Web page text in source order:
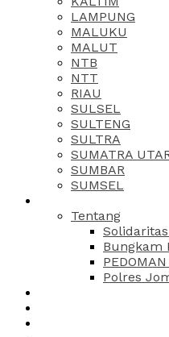
LAMPUNG
MALUKU
MALUT
NTB
NTT
RIAU
SULSEL
SULTENG
SULTRA
SUMATRA
SUMBAR
SUMSEL
Tentang
Bungkam
Polres